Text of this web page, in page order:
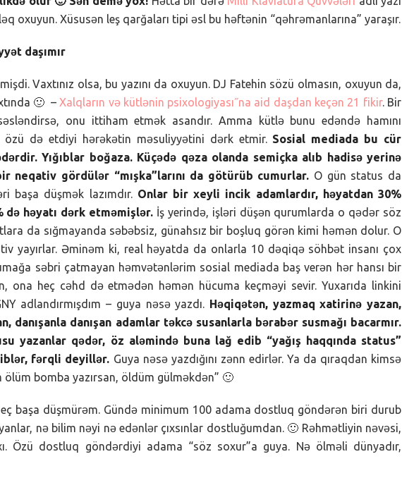
oxuyun. Xüsusən leş qarğaları tipi əsl bu həftənin “qəhrəmanlarına” yaraşır.
daşımır
Vaxtınız olsa, bu yazını da oxuyun. DJ Fatehin sözü olmasın, oxuyun da,
🙂 – Xalqların və kütlənin psixologiyası˝na aid daşdan keçən 21 fikir. Bir
onu ittiham etmək asandır. Amma kütlə bunu edəndə hamını
özü də etdiyi hərəkətin məsuliyyətini dərk etmir. Sosial mediada bu cür
Yığıblar boğaza. Küçədə qəza olanda semiçka alıb hadisə yerinə
neqativ gördülər “mışka”larını da götürüb cumurlar. O gün status da
başa düşmək lazımdır. Onlar bir xeyli incik adamlardır, həyatdan 30%
də həyatı dərk etməmişlər. İş yerində, işləri düşən qurumlarda o qədər söz
da sığmayanda səbəbsiz, günahsız bir boşluq görən kimi həmən dolur. O
yayırlar. Əminəm ki, real həyatda da onlarla 10 dəqiqə söhbət insanı çox
səbri çatmayan həmvətənlərim sosial mediada baş verən hər hansı bir
ona heç cəhd də etmədən həmən hücuma keçməyi sevir. Yuxarıda linkini
adlandırmışdım – guya nəsə yazdı. Həqiqətən, yazmaq xatirinə yazan,
danışanla danışan adamlar təkcə susanlarla bərabər susmağı bacarmır.
yazanlar qədər, öz aləmində buna lağ edib “yağış haqqında status”
fərqli deyillər. Guya nəsə yazdığını zənn edirlər. Ya da qıraqdan kimsə
bomba yazırsan, öldüm gülməkdən” 🙂
başa düşmürəm. Gündə minimum 100 adama dostluq göndərən biri durub
nə bilim nəyi nə edənlər çıxsınlar dostluğumdan. 🙂 Rəhmətliyin nəvəsi,
Özü dostluq göndərdiyi adama “söz soxur”a guya. Nə ölməli dünyadır,